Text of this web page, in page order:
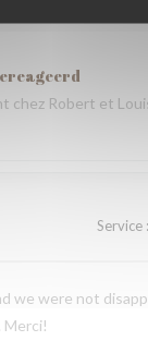
vivement
chez Robert et
Service:
we were not
Merci!